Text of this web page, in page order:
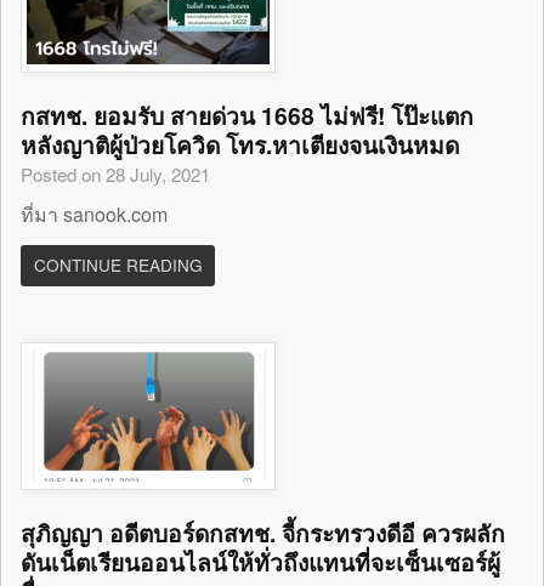
กสทช. ยอมรับ สายด่วน 1668 ไม่ฟรี! โป๊ะแตก
หลังญาติผู้ป่วยโควิด โทร.หาเตียงจนเงินหมด
Posted on 28 July, 2021
ที่มา sanook.com
CONTINUE READING
สุภิญญา อดีตบอร์ดกสทช. จี้กระทรวงดีอี ควรผลัก
ดันเน็ตเรียนออนไลน์ให้ทั่วถึงแทนที่จะเซ็นเซอร์ผู้